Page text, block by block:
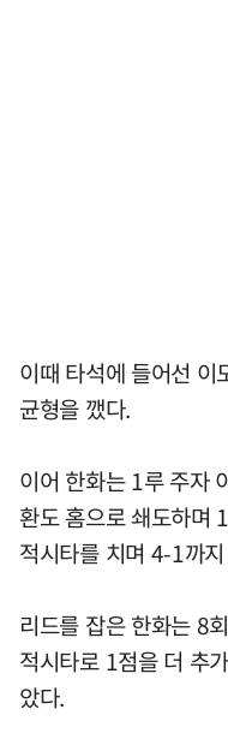
이때 타석에 들어선
균형을 깼다.
이어 한화는 1루 주자
환도 홈으로 쇄도하며
적시타를 치며 4-1까
리드를 잡은 한화는 8
적시타로 1점을 더 추
았다.